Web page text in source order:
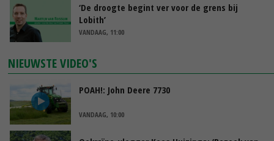
‘De droogte begint ver voor de grens bij
Lobith’
VANDAAG, 11:00
NIEUWSTE VIDEO'S
POAH!: John Deere 7730
VANDAAG, 10:00